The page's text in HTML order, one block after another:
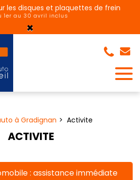
les disques et plaquettes de frein
1er au 30 avril inclus
×
à Gradignan Activite
ACTIVITE
: assistance immédiate
cookies